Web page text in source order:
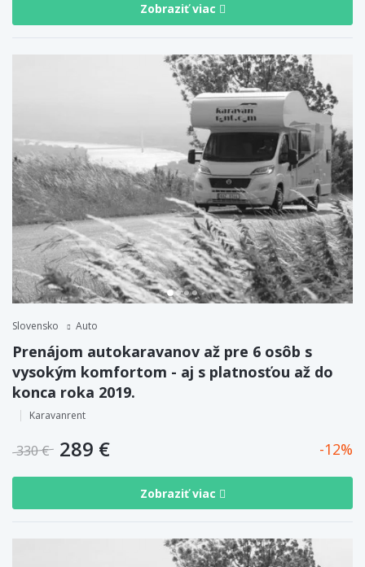
Zobraziť viac
Slovensko Auto
Prenájom autokaravanov až pre 6 osôb s
vysokým komfortom - aj s platnosťou až do
konca roka 2019.
Karavanrent
330 € 289 € 12
Zobraziť viac